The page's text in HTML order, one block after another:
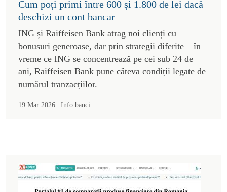
Cum poți primi între 600 și 1.800 de lei dacă
deschizi un cont bancar
ING și Raiffeisen Bank atrag noi clienți cu
bonusuri generoase, dar prin strategii diferite – în
vreme ce ING se concentrează pe cei sub 24 de
ani, Raiffeisen Bank pune câteva condiții legate de
numărul tranzacțiilor.
19 Mar 2026 | Info banci